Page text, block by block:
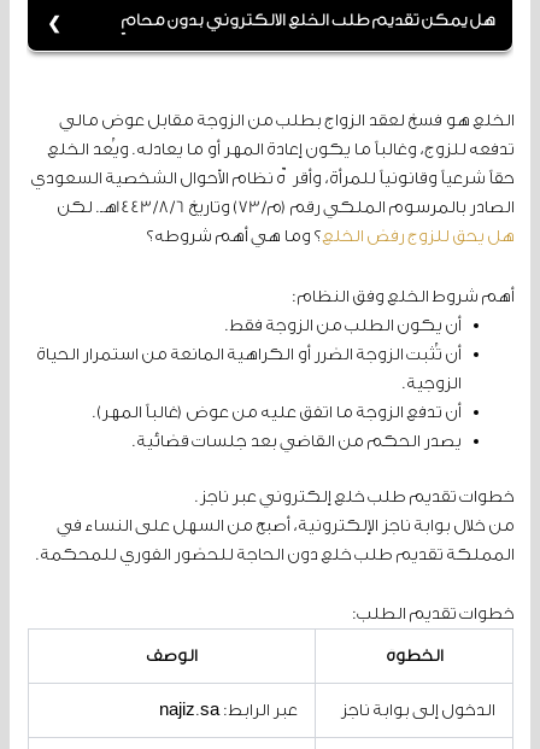
هل يمكن تقديم طلب الخلع الإلكتروني بدون محامٍ
نجاح القضية.
الخلع هو فسخ لعقد الزواج بطلب من الزوجة مقابل عوض مالي
تدفعه للزوج، وغالباً ما يكون إعادة المهر أو ما يعادله. ويُعد الخلع
حقاً شرعياً وقانونياً للمرأة، وأقرّه نظام الأحوال الشخصية السعودي
الصادر بالمرسوم الملكي رقم (م/73) وتاريخ 1443/8/6هـ. لكن
هل يحق للزوج رفض الخلع؟ وما هي أهم شروطه؟
أهم شروط الخلع وفق النظام:
أن يكون الطلب من الزوجة فقط.
أن تُثبت الزوجة الضرر أو الكراهية المانعة من استمرار الحياة
الزوجية.
أن تدفع الزوجة ما اتفق عليه من عوض (غالباً المهر).
يصدر الحكم من القاضي بعد جلسات قضائية.
خطوات تقديم طلب خلع إلكتروني عبر ناجز.
من خلال بوابة ناجز الإلكترونية، أصبح من السهل على النساء في
المملكة تقديم طلب خلع دون الحاجة للحضور الفوري للمحكمة.
خطوات تقديم الطلب:
الخطوة الوصف
الدخول إلى بوابة ناجز عبر الرابط: najiz.sa